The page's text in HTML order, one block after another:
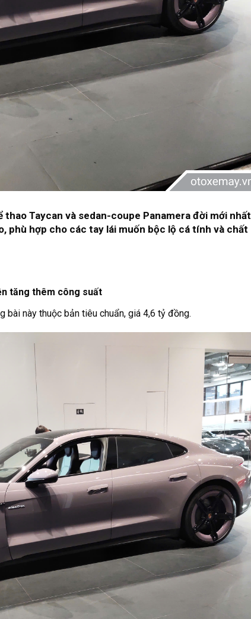
Taycan và sedan-coupe Panamera đời mới nhất
phù hợp cho các tay lái muốn bộc lộ cá tính và chất
tăng thêm công suất
bài này thuộc bản tiêu chuẩn, giá 4,6 tỷ đồng.